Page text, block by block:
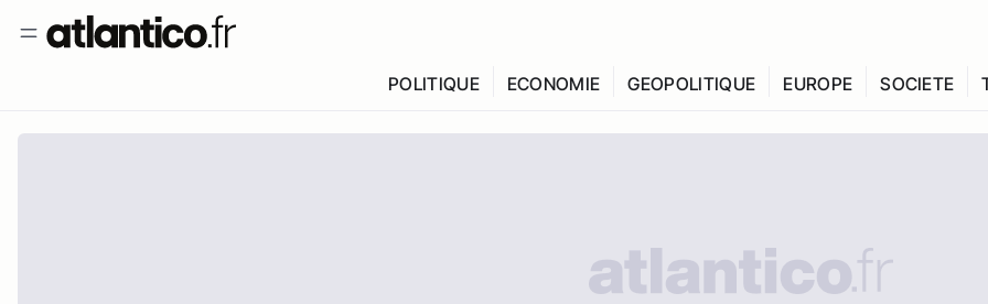
POLITIQUE ECONOMIE GEOPOLITIQUE EUROPE SOCIETE